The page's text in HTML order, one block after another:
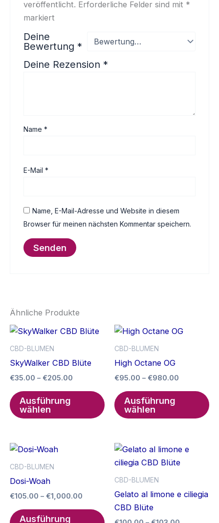
veröffentlicht. Erforderliche Felder sind mit *
markiert
Deine
Bewertung *
Deine Rezension *
Name*
E-Mail*
Name, E-Mail-Adresse und Website in diesem
Browser für meinen nächsten Kommentar speichern.
Ähnliche Produkte
CBD-BLUMEN
SkyWalker CBD Blüte
€35.00 – €205.00 Preisspanne:
Ausführung
wählen
Dieses
Produkt
weist
Varianten
Optionen
können
auf
CBD-BLUMEN
High Octane OG
€95.00 – €980.00
€980.00
Ausführung
wählen
CBD-BLUMEN
Dosi-Woah
€105.00 – €1,000.00 Preisspanne:
Ausführung
Dieses
CBD-BLUMEN
Gelato al limone e ciliegia
CBD Blüte